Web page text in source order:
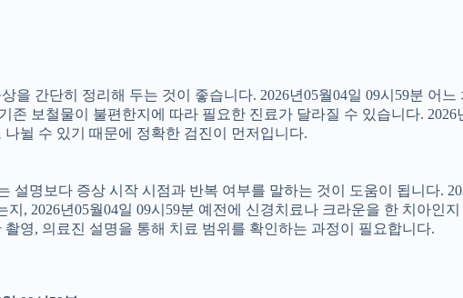
을 간단히 정리해 두는 것이 좋습니다. 2026년05월04일 09시59분 어
존 보철물이 불편한지에 따라 필요한 진료가 달라질 수 있습니다.
뉠 수 있기 때문에 정확한 검진이 먼저입니다.
설명보다 증상 시작 시점과 반복 여부를 말하는 것이 도움이 됩니다.
, 2026년05월04일 09시59분 예전에 신경치료나 크라운을 한 치아
영, 의료진 설명을 통해 치료 범위를 확인하는 과정이 필요합니다.